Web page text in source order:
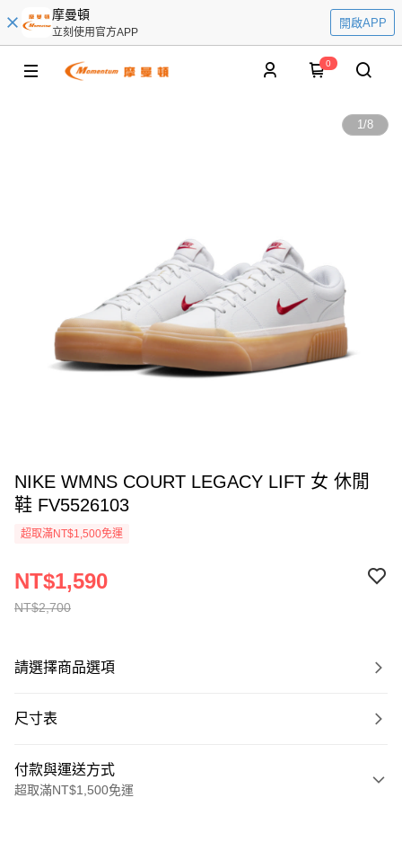
摩曼頓
立刻使用官方APP
開啟APP
0
1/8
NIKE WMNS COURT LEGACY LIFT 女 休閒
鞋 FV5526103
超取滿NT$1,500免運
NT$2,700
NT$1,590
請選擇商品選項
尺寸表
付款與運送方式
超取滿NT$1,500免運